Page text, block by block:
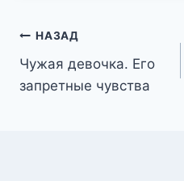
Навигация
по
НАЗАД
Чужая девочка. Его
запретные чувства